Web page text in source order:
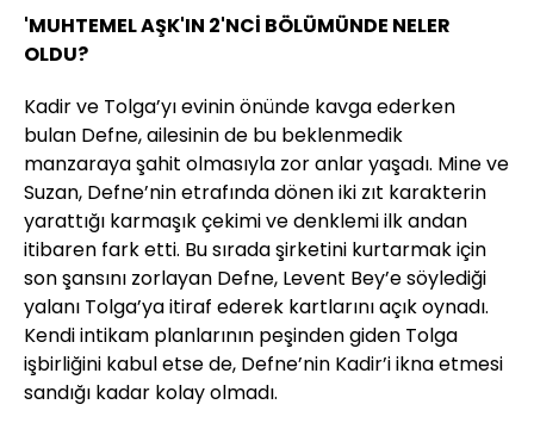
'MUHTEMEL AŞK'IN 2'NCİ BÖLÜMÜNDE NELER
OLDU?
Kadir ve Tolga’yı evinin önünde kavga ederken
bulan Defne, ailesinin de bu beklenmedik
manzaraya şahit olmasıyla zor anlar yaşadı. Mine ve
Suzan, Defne’nin etrafında dönen iki zıt karakterin
yarattığı karmaşık çekimi ve denklemi ilk andan
itibaren fark etti. Bu sırada şirketini kurtarmak için
son şansını zorlayan Defne, Levent Bey’e söylediği
yalanı Tolga’ya itiraf ederek kartlarını açık oynadı.
Kendi intikam planlarının peşinden giden Tolga
işbirliğini kabul etse de, Defne’nin Kadir’i ikna etmesi
sandığı kadar kolay olmadı.